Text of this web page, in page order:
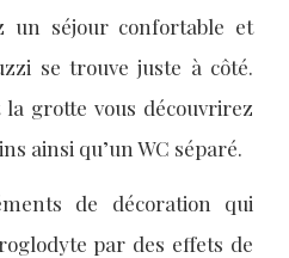
un séjour confortable et
se trouve juste à côté.
grotte vous découvrirez
ainsi qu’un WC séparé.
de décoration qui
par des effets de